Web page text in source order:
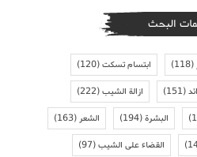
البحث
(118) ابتسام تسكت(120)
(151) ازالة الشيب(222)
البشرة(194) الشعر(163)
القضاء على الشيب(97)